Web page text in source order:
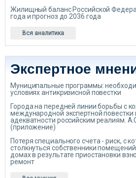
Жилищный баланс Российской
года и прогноз до 2036 года
Вся аналитика
Экспертное
Муниципальные программы:
условиях антикризисной повестки
Города на передней линии борьбы с
международной экспертной повестки
адекватности российским реалиям.
(приложение)
Потеря специального счета - риск, с
столкнуться собственники
домах в результате приостановки
ремонт